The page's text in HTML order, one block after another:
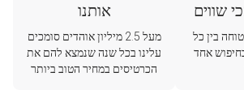
שווים
בין כל
אחד
אותנו
מעל 2.5 מיליון אוהדים סומכים
עלינו בכל שנה שנמצא להם את
הכרטיסים במחיר הטוב ביותר